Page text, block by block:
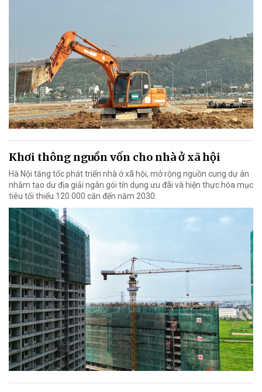
Khơi thông nguồn vốn cho nhà ở xã hội
Hà Nội tăng tốc phát triển nhà ở xã hội, mở rộng nguồn cung dự án
nhằm tạo dư địa giải ngân gói tín dụng ưu đãi và hiện thực hóa mục
tiêu tối thiểu 120.000 căn đến năm 2030.